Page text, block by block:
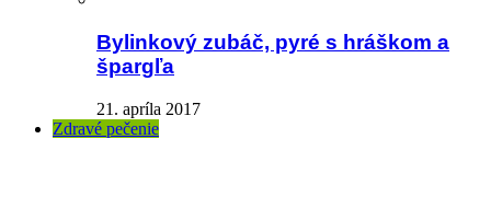
Bylinkový zubáč, pyré s hráškom a
špargľa
21. apríla 2017
Zdravé pečenie